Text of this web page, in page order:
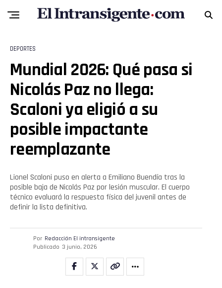
DEPORTES
Mundial 2026: Qué pasa si
Nicolás Paz no llega:
Scaloni ya eligió a su
posible impactante
reemplazante
Lionel Scaloni puso en alerta a Emiliano Buendía tras la
posible baja de Nicolás Paz por lesión muscular. El cuerpo
técnico evaluará la respuesta física del juvenil antes de
definir la lista definitiva.
Por Redacción El intransigente
Publicado 3 junio, 2026
Reddit
Whatsapp
Email